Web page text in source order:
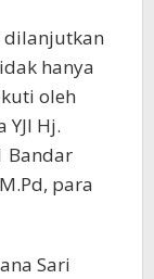
dilanjutkan
hanya
oleh
Hj.
Bandar
para
Sari